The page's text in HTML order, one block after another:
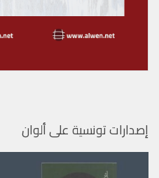
إصدارات تونسية على ألوان